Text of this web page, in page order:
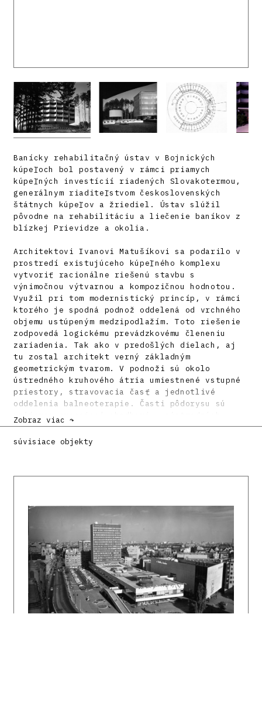
Banícky rehabilitačný ústav v Bojnických
kúpeľoch bol postavený v rámci priamych
kúpeľných investícií riadených Slovakotermou,
generálnym riaditeľstvom československých
štátnych kúpeľov a žriediel. Ústav slúžil
pôvodne na rehabilitáciu a liečenie baníkov z
blízkej Prievidze a okolia.
Architektovi Ivanovi Matušíkovi sa podarilo v
prostredí existujúceho kúpeľného komplexu
vytvoriť racionálne riešenú stavbu s
výnimočnou výtvarnou a kompozičnou hodnotou.
Využil pri tom modernistický princíp, v rámci
ktorého je spodná podnož oddelená od vrchného
objemu ustúpeným medzipodlažím. Toto riešenie
zodpovedá logickému prevádzkovému členeniu
zariadenia. Tak ako v predošlých dielach, aj
tu zostal architekt verný základným
geometrickým tvarom. V podnoži sú okolo
ústredného kruhového átria umiestnené vstupné
priestory, stravovacia časť a jednotlivé
oddelenia balneoterapie. Časti pôdorysu sú
vzájomne prepojené chodbami v sústredných
kružniciach. Na štyroch podlažiach vrchného
objemu sú situované dvojlôžkové izby pre
výsečou, čím stavba pripomína obchodný dom
vnútornom obvode a tiež zabezpečuje vhodnú
orientáciu izieb na východ, juh a západ.
Pre realizáciu jasného architektonického
zámeru bola dôležitá spolupráca so statikom
Pavlom Čížkom. Ten navrhol progresívny
konštruktívny systém ako kombináciu oceľových
stojok a monolitických bezprievlakových
stropov. Najvýraznejším fasádnym prvkom sú
prefabrikované loggiové zábradlia, ktoré sú
Zobraz viac ↷
súvisiace objekty